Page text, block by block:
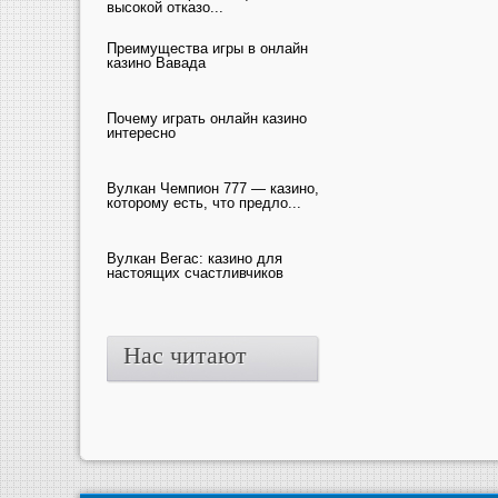
высокой отказо...
Преимущества игры в онлайн
казино Вавада
Почему играть онлайн казино
интересно
Вулкан Чемпион 777 — казино,
которому есть, что предло...
Вулкан Вегас: казино для
настоящих счастливчиков
Нас читают